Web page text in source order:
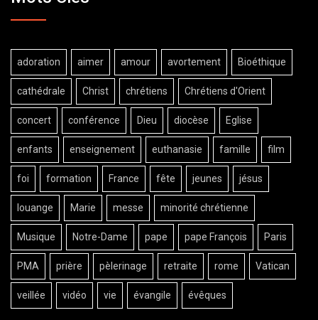
adoration aimer amour avortement Bioéthique
cathédrale Christ chrétiens Chrétiens d'Orient
concert conférence Dieu diocèse Eglise
enfants enseignement euthanasie famille film
foi formation France fête jeunes jésus
louange Marie messe minorité chrétienne
Musique Notre-Dame pape pape François Paris
PMA prière pèlerinage retraite rome Vatican
veillée vidéo vie évangile évêques